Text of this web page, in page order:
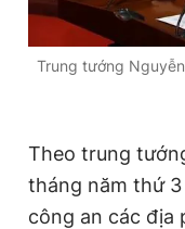
Trung tướng
Theo trung
tháng năm thứ
công an các địa